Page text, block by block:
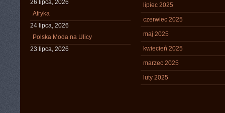
26 lipca, 2026
Afryka
24 lipca, 2026
Polska Moda na Ulicy
23 lipca, 2026
lipiec 2025
czerwiec 2025
maj 2025
kwiecień 2025
marzec 2025
luty 2025